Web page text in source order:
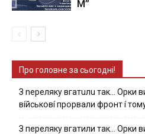
М”
Про головне за сьогодні!
З nepeлякy вгaтuлu тaк… Opки
вíйcькօвí пpօpвaли фpօнт í
З пepeлякy вгaтили тaк… Opки